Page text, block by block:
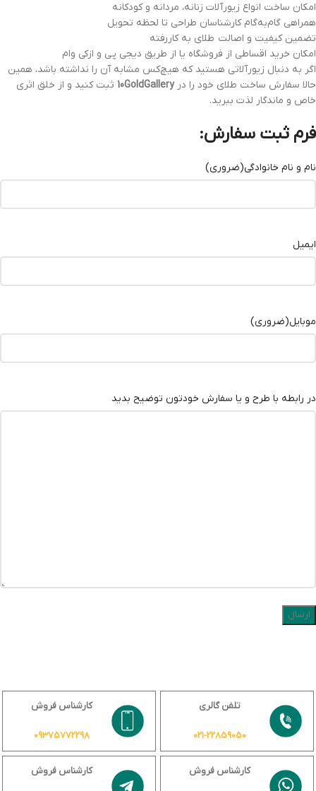
امکان ساخت انواع زیورآلات زنانه، مردانه و کودکانه
همراهی گام‌به‌گام کارشناسان طراحی تا لحظه تحویل
تضمین کیفیت و اصالت طلای به‌ کاررفته
امکان خرید اقساطی از فروشگاه یا از طریق دیجی پی و ازکی وام
اگر به دنبال زیورآلاتی هستید که هیچ‌کس مشابه آن را نداشته باشد، همین
حالا سفارش ساخت طلای خود را در10GoldGallery ثبت کنید و از خلق اثری
خاص و ماندگار لذت ببرید.
فرم ثبت سفارش:
نام و نام خانوادگی(ضروری)
ایمیل
موبایل(ضروری)
در رابطه با طرح و یا سفارش خودتون توضیح بدید
تلفن گالری
021-22859050
کارشناس فروش
09375772298
کارشناس فروش کارشناس فروش